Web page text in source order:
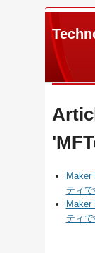
Maker
ティ
Maker
ティ